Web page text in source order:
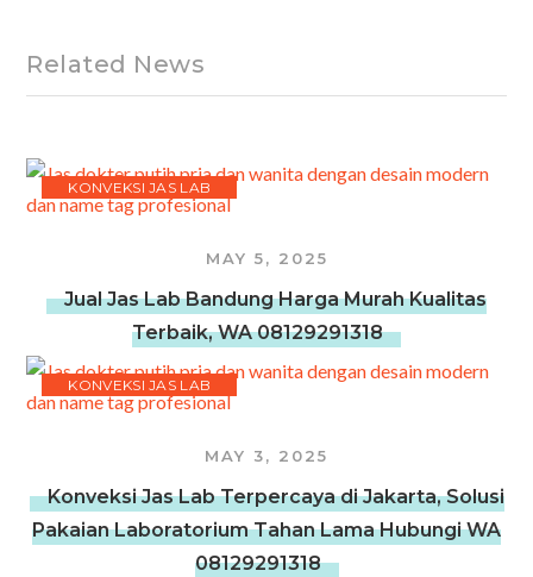
Related News
KONVEKSI JAS LAB
MAY 5, 2025
Jual Jas Lab Bandung Harga Murah Kualitas
Terbaik, WA 08129291318
KONVEKSI JAS LAB
MAY 3, 2025
Konveksi Jas Lab Terpercaya di Jakarta, Solusi
Pakaian Laboratorium Tahan Lama Hubungi WA
08129291318